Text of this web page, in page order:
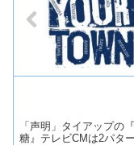
「声明」タイアップの
糖』テレビCMは2パター